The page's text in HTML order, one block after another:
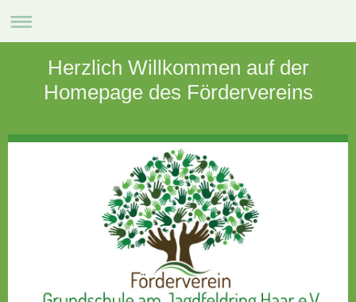
Herzlich Willkommen auf der
Homepage des Fördervereins